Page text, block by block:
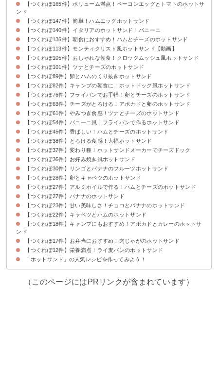
【つくれぽ165件】ボリューム満点！ベーコンエッグとトマトのホットサ
ンド
【つくれぽ147件】簡単！ハムエッグホットサンド
【つくれぽ140件】イタリアのホットサンド！パニーニ
【つくれぽ136件】朝食におすすめ！ハムとチーズのホットサンド
【つくれぽ113件】モンティクリスト風ホットサンド【動画】
【つくれぽ105件】おしゃれな朝食！クロックムッシュ風ホットサンド
【つくれぽ101件】ツナとチーズのホットサンド
【つくれぽ89件】卵とハムのくり抜きホットサンド
【つくれぽ82件】キャンプの朝食に！ホットドック風ホットサンド
【つくれぽ76件】フライパンでお手軽！卵とチーズのホットサンド
【つくれぽ63件】チーズがとろける！アボカドと卵のホットサンド
【つくれぽ61件】やみつき食感！ツナとチーズのホットサンド
【つくれぽ54件】パニーニ風！フライパンで作るホットサンド
【つくれぽ45件】香ばしい！ハムとチーズのホットサンド
【つくれぽ38件】とろける食感！大福ホットサンド
【つくれぽ37件】変わり種！ホットサンドメーカーでチーズドック
【つくれぽ36件】お好み焼き風ホットサンド
【つくれぽ30件】リンゴとバナナのフルーツホットサンド
【つくれぽ28件】卵とキャベツのホットサンド
【つくれぽ27件】アルミホイルで作る！ハムとチーズのホットサンド
【つくれぽ27件】バナナのホットサンド
【つくれぽ23件】甘い美味しさ！チョコとバナナのホットサンド
【つくれぽ22件】キャベツとハムのホットサンド
【つくれぽ18件】キャンプにもおすすめ！アボカドとカレーのホットサ
ンド
【つくれぽ17件】お弁当におすすめ！肉じゃがのホットサンド
【つくれぽ12件】栄養満点！ライ麦パンのホットサンド
「ホットサンド」の人気レシピを作ってみよう！
（このページにはPRリンクが含まれています）